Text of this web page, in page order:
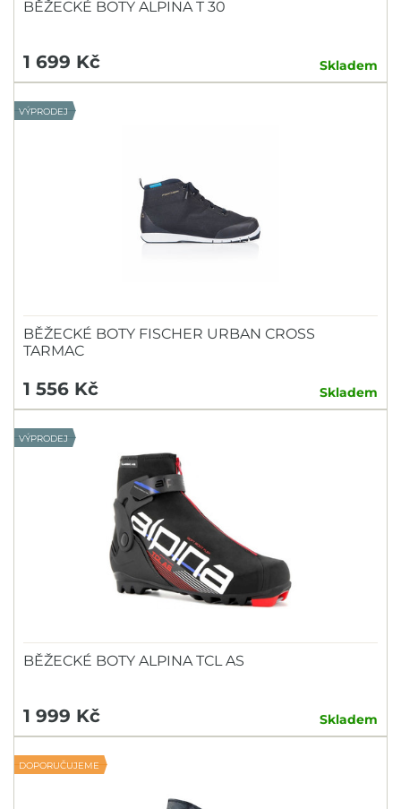
BĚŽECKÉ BOTY ALPINA T 30
1 699 Kč Skladem
VÝPRODEJ
BĚŽECKÉ BOTY FISCHER URBAN CROSS
TARMAC
1 556 Kč Skladem
VÝPRODEJ
BĚŽECKÉ BOTY ALPINA TCL AS
1 999 Kč Skladem
DOPORUČUJEME